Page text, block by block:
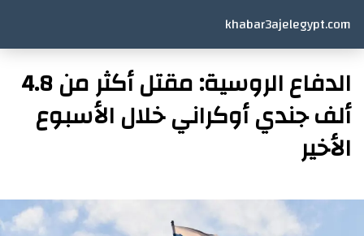
khabar3ajelegypt.com
الدفاع الروسية: مقتل أكثر من 4.8
ألف جندي أوكراني خلال الأسبوع
الأخير